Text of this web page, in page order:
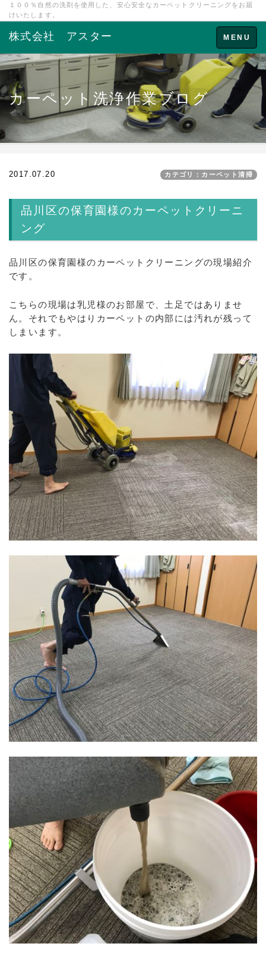
１００％自然の洗剤を使用した、安心安全なカーペットクリーニングをお届
けいたします。
Toggle
navigation
MENU
株式会社 アスター
カーペット洗浄作業ブログ
2017.07.20 カテゴリ：カーペット清掃
品川区の保育園様のカーペットクリーニ
ング
品川区の保育園様のカーペットクリーニングの現場紹介
です。
こちらの現場は乳児様のお部屋で、土足ではありませ
ん。それでもやはりカーペットの内部には汚れが残って
しまいます。